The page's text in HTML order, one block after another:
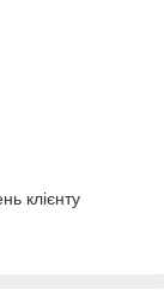
клієнту